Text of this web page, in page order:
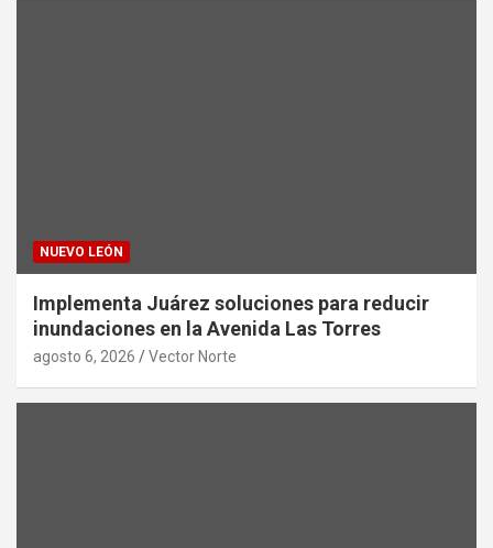
NUEVO LEÓN
Implementa Juárez soluciones para reducir
inundaciones en la Avenida Las Torres
agosto 6, 2026 Vector Norte